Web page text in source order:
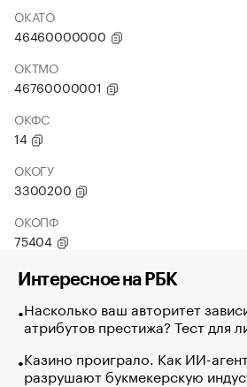
ОКАТО
46460000000
ОКТМО
46760000001
ОКФС
14
ОКОГУ
3300200
ОКОПФ
75404
Интересное на РБК
Насколько ваш авторитет
атрибутов престижа? Тест для
Казино проиграло. Как ИИ-
разрушают букмекерскую